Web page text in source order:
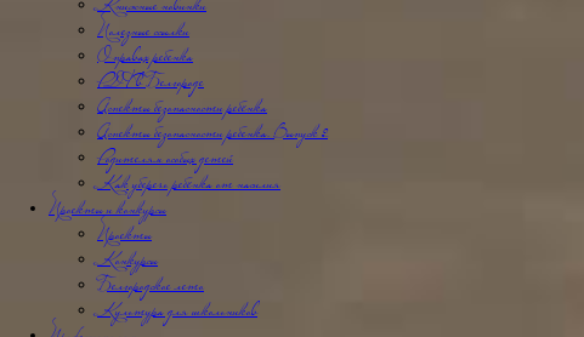
Книжные новинки
Полезные ссылки
О правах ребенка
РДФ в Белгороде
Аспекты безопасности ребёнка
Аспекты безопасности ребенка. Выпуск 2
Родителям особых детей
Как уберечь ребёнка от насилия
Проекты и конкурсы
Проекты
Конкурсы
Белгородское лето
Культура для школьников